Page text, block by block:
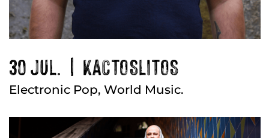
30 JUL. | KACTOSLITOS
Electronic Pop, World Music.